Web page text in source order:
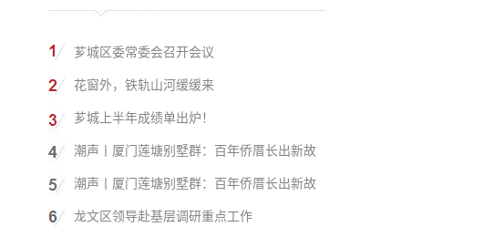
芗城区委常委会召开会议
花窗外，铁轨山河缓缓来
芗城上半年成绩单出炉！
潮声丨厦门莲塘别墅群：百年侨厝长出新故
潮声丨厦门莲塘别墅群：百年侨厝长出新故
龙文区领导赴基层调研重点工作